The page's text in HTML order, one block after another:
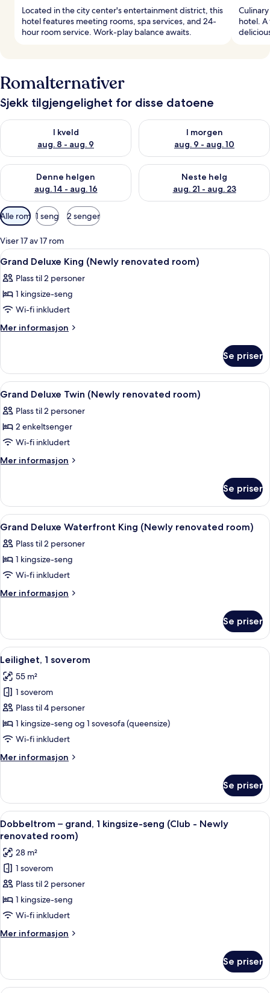
Located in the city center's entertainment district, this
hotel features meeting rooms, spa services, and 24-
hour room service. Work-play balance awaits.
hotel.
Romalternativer
Sjekk tilgjengelighet for disse datoene
I kveld
aug. 8 - aug. 9
Sjekk tilgjengelighet for i kveld, aug. 8 - aug. 9
I morgen
aug. 9 - aug. 10
Sjekk tilgjengelighet for i
Denne helgen
aug. 14 - aug. 16
Sjekk tilgjengelighet for denne helgen, aug. 14 - aug. 16
Neste helg
aug. 21 - aug. 23
Sjekk tilgjengelighet for
Tilgjengelige
filtre
for
rom
Alle rom 1 seng 2 senger
Viser 17 av 17 rom
Åpne
alle
bildene
av
Grand
Deluxe
renovated
room)
Minibar, safe på rommet,
5
Grand Deluxe King (Newly renovated room)
Plass til 2 personer
1 kingsize-seng
Wi-fi inkludert
Mer informasjon
Mer
Deluxe
King
(Newly
room)
Se priser
Åpne
alle
bildene
av
Grand
Deluxe
renovated
room)
Minibar, safe på rommet,
3
Grand Deluxe Twin (Newly renovated room)
Plass til 2 personer
2 enkeltsenger
Wi-fi inkludert
Mer informasjon
Mer
Deluxe
Twin
(Newly
room)
Se priser
Åpne
alle
bildene
av
Grand
Deluxe
(Newly
renovated
room)
Minibar, safe på rommet,
6
Grand Deluxe Waterfront King (Newly renovated room)
Plass til 2 personer
1 kingsize-seng
Wi-fi inkludert
Mer informasjon
Mer
Deluxe
Waterfront
King
(Newly
renovated
room)
Se priser
Åpne
alle
bildene
av
Leilighet,
1
soverom
Leilighet, 1 soverom | Minibar, safe
6
Leilighet, 1 soverom
55 m²
1 soverom
Plass til 4 personer
1 kingsize-seng og 1 sovesofa (queensize)
Wi-fi inkludert
Mer informasjon
Mer
1
soverom
Se priser
Åpne
alle
bildene
av
Dobbeltrom
–
grand,
1
kingsize-
seng
-
Newly
Minibar, safe på rommet,
11
Dobbeltrom – grand, 1 kingsize-seng (Club - Newly
renovated room)
28 m²
1 soverom
Plass til 2 personer
1 kingsize-seng
Wi-fi inkludert
Mer informasjon
Mer
–
grand,
Se priser